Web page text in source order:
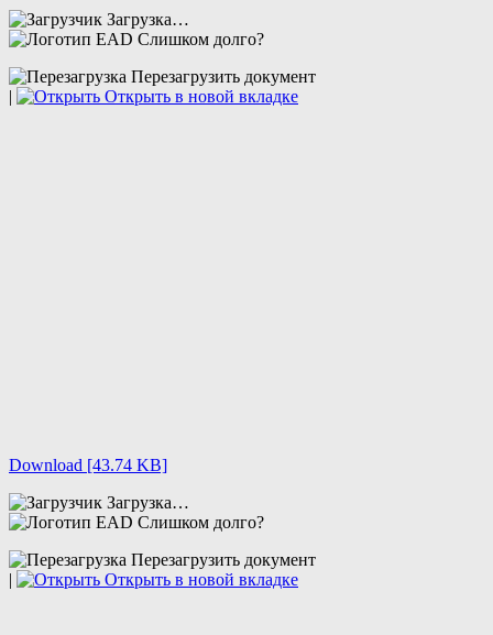
Загрузка…
Слишком долго?
Перезагрузить документ
|
Открыть в новой вкладке
Download [43.74 KB]
Загрузка…
Слишком долго?
Перезагрузить документ
|
Открыть в новой вкладке